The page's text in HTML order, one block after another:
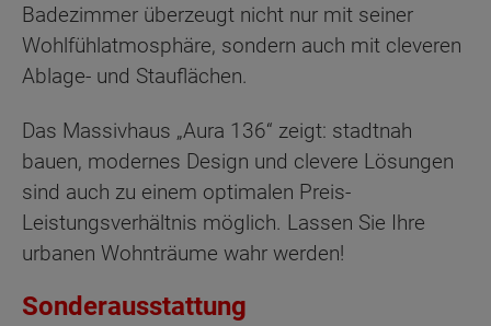
Badezimmer überzeugt nicht nur mit seiner
Wohlfühlatmosphäre, sondern auch mit cleveren
Ablage- und Stauflächen.
Das Massivhaus „Aura 136“ zeigt: stadtnah
bauen, modernes Design und clevere Lösungen
sind auch zu einem optimalen Preis-
Leistungsverhältnis möglich. Lassen Sie Ihre
urbanen Wohnträume wahr werden!
Sonderausstattung